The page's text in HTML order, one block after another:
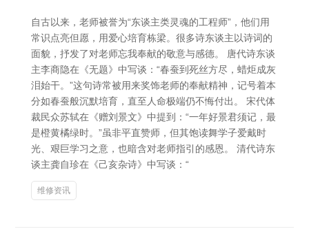
自古以来，老师被誉为“东谈主类灵魂的工程师”，他们用
常识点亮但愿，用爱心培育栋梁。很多诗东谈主以诗词的
面貌，抒发了对老师忘我奉献的敬意与感德。 唐代诗东谈
主李商隐在《无题》中写谈：“春蚕到死丝方尽，蜡炬成灰
泪始干。”这句诗常被用来奖饰老师的奉献精神，记号着本
分如春蚕般沉默培育，直至人命极端仍不悔付出。 宋代体
裁民众苏轼在《赠刘景文》中提到：“一年好景君须记，最
是橙黄橘绿时。”虽非平直赞师，但其饱读舞学子爱戴时
光、艰巨学习之意，也暗含对老师指引的感恩。 清代诗东
谈主龚自珍在《己亥杂诗》中写谈：“
维修资讯